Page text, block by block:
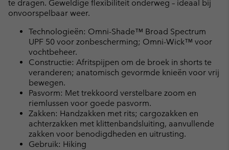
te dragen. Geweldige flexibiliteit onderweg – ideaal bij
onvoorspelbaar weer.
Technologieën: Omni-Shade™ Broad Spectrum
UPF 50 voor zonbescherming; Omni-Wick™ voor
vochtbeheer.
Constructie: Afritspijpen om de broek in shorts te
veranderen; anatomisch gevormde knieën voor vrij
bewegen.
Pasvorm: Met trekkoord verstelbare zoom en
riemlussen voor goede pasvorm.
Zakken: Handzakken met rits; cargozakken en
achterzakken met klittenbandsluiting, aanvullende
zakken voor benodigdheden en uitrusting.
Gebruik: Hiking